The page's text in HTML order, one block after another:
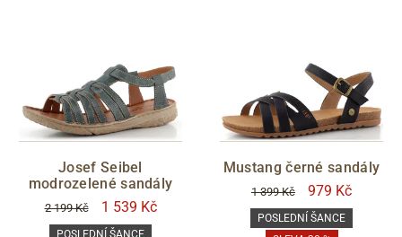
Josef Seibel
modrozelené sandály
2 199 Kč 1 539 Kč
POSLEDNÍ ŠANCE
Mustang černé sandály
1 399 Kč 979 Kč
POSLEDNÍ ŠANCE